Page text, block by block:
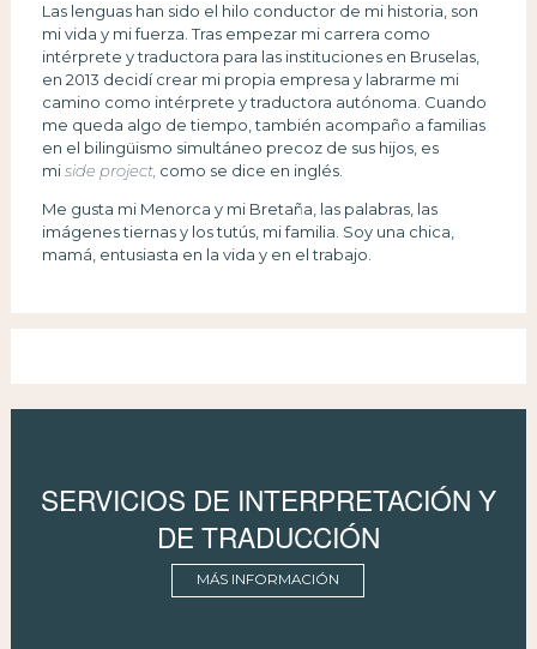
Las lenguas han sido el hilo conductor de mi historia, son
mi vida y mi fuerza. Tras empezar mi carrera como
intérprete y traductora para las instituciones en Bruselas,
en 2013 decidí crear mi propia empresa y labrarme mi
camino como intérprete y traductora autónoma. Cuando
me queda algo de tiempo, también acompaño a familias
en el bilingüismo simultáneo precoz de sus hijos, es
miside project, como se dice en inglés.
Me gusta mi Menorca y mi Bretaña, las palabras, las
imágenes tiernas y los tutús, mi familia. Soy una chica,
mamá, entusiasta en la vida y en el trabajo.
SERVICIOS DE INTERPRETACIÓN Y
DE TRADUCCIÓN
MÁS INFORMACIÓN